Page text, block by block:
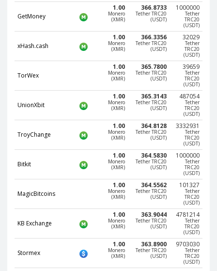
GetMoney
1.00
Monero
(XMR)
366.8733
Tether TRC20
(USDT)
1000000
Tether
TRC20
(USDT)
xHash.cash
1.00
Monero
(XMR)
366.3356
Tether TRC20
(USDT)
32029
Tether
TRC20
(USDT)
TorWex
1.00
Monero
(XMR)
365.7800
Tether TRC20
(USDT)
39659
Tether
TRC20
(USDT)
UnionXbit
1.00
Monero
(XMR)
365.3143
Tether TRC20
(USDT)
487054
Tether
TRC20
(USDT)
TroyChange
1.00
Monero
(XMR)
364.8128
Tether TRC20
(USDT)
3332931
Tether
TRC20
(USDT)
Bitkit
1.00
Monero
(XMR)
364.5830
Tether TRC20
(USDT)
1000000
Tether
TRC20
(USDT)
MagicBitcoins
1.00
Monero
(XMR)
364.5562
Tether TRC20
(USDT)
101327
Tether
TRC20
(USDT)
KB Exchange
1.00
Monero
(XMR)
363.9044
Tether TRC20
(USDT)
4781214
Tether
TRC20
(USDT)
Stormex
1.00
Monero
(XMR)
363.8900
Tether TRC20
(USDT)
9703030
Tether
TRC20
(USDT)
Skril PLN
Skril AUD
Skril NOK
Skril SEK
Paxum USD
Paxum EUR
Epay USD
Epay EUR
Phone Balance RUB
Phone Balance UAH
Neteller USD
Webmoney WMX
Webmoney WMB
Skril USD
Skril EUR
Skril INR
Skril PLN
Skril GBP
Skril AUD
Skril NOK
Skril SEK
Paxum USD
Paxum EUR
Epay USD
Epay EUR
Phone Balance RUB
Phone Balance UAH
Phone Balance AMD
Neteller USD